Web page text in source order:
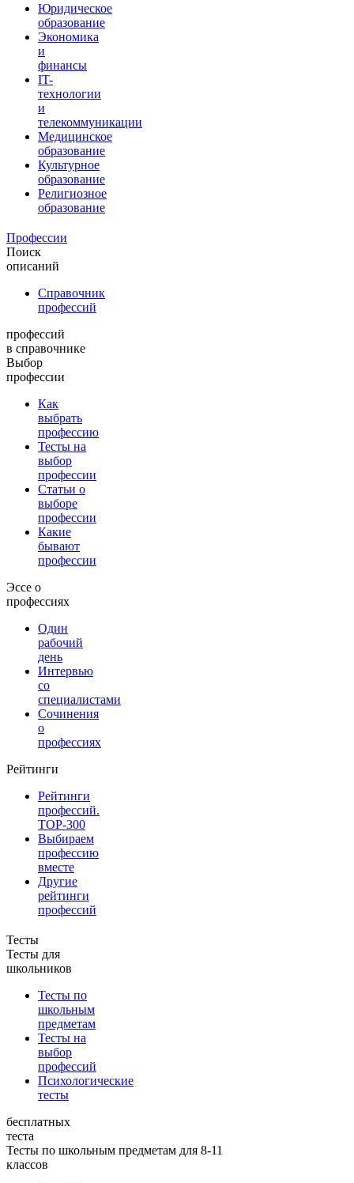
Юридическое
образование
Экономика
и
финансы
IT-
технологии
и
телекоммуникации
Медицинское
образование
Культурное
образование
Религиозное
образование
Профессии
Поиск
описаний
Справочник
профессий
профессий
в справочнике
Выбор
профессии
Как
выбрать
профессию
Тесты на
выбор
профессии
Статьи о
выборе
профессии
Какие
бывают
профессии
Эссе о
профессиях
Один
рабочий
день
Интервью
со
специалистами
Сочинения
о
профессиях
Рейтинги
Рейтинги
профессий.
TOP-300
Выбираем
профессию
вместе
Другие
рейтинги
профессий
Тесты
Тесты для
школьников
Тесты по
школьным
предметам
Тесты на
выбор
профессий
Психологические
тесты
бесплатных
теста
Тесты по школьным предметам для 8-11
классов